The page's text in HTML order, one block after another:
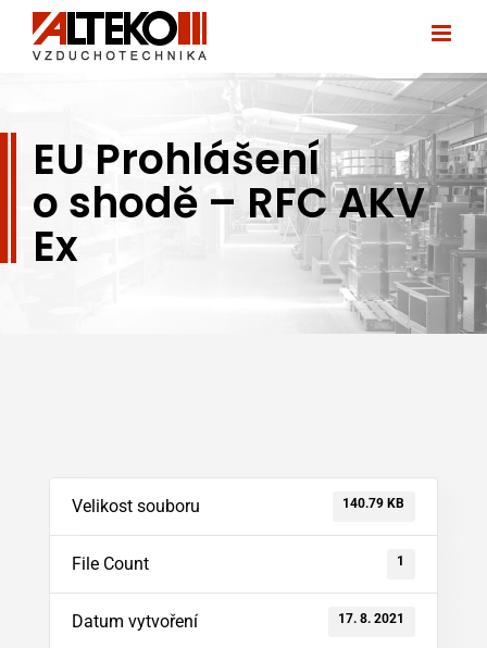
Přeskočit
EU Prohlášení
o shodě – RFC AKV
Ex
Velikost souboru 140.79 KB
File Count 1
Datum vytvoření 17. 8. 2021